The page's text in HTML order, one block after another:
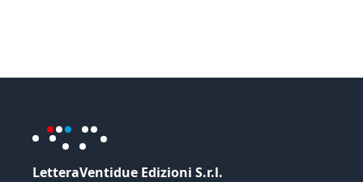
LetteraVentidue Edizioni S.r.l.